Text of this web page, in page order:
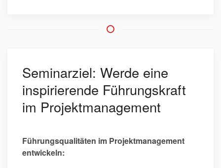
Seminarziel: Werde eine
inspirierende Führungskraft
im Projektmanagement
Führungsqualitäten im Projektmanagement
entwickeln: